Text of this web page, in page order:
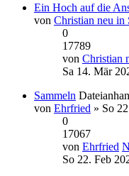
Ein Hoch auf die
von Christian neu in
0
17789
von Christian
Sa 14. Mär
Sammeln
von Ehrfried » So
0
17067
von Ehrfried
So 22. Feb